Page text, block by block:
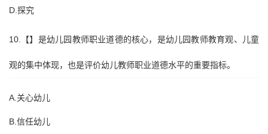
D.探究
10.【】是幼儿园教师职业道德的核心，是幼儿园教师教育观、儿童
观的集中体现，也是评价幼儿教师职业道德水平的重要指标。
A.关心幼儿
B.信任幼儿